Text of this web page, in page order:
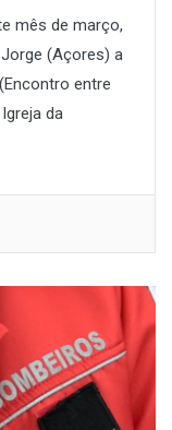
mês de março,
(Açores) a
(Encontro entre
da